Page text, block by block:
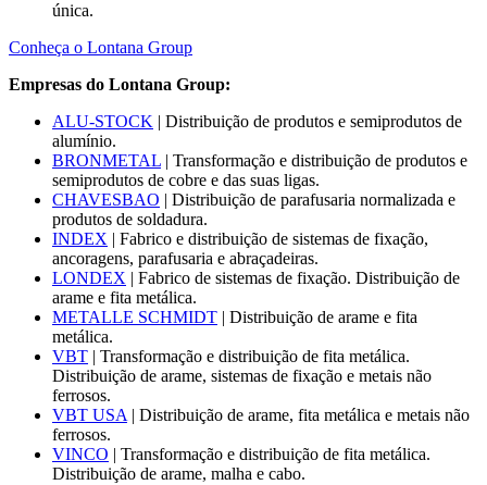
única.
Conheça o Lontana Group
Empresas do Lontana Group:
ALU-STOCK | Distribuição de produtos e semiprodutos de
alumínio.
BRONMETAL | Transformação e distribuição de produtos e
semiprodutos de cobre e das suas ligas.
CHAVESBAO | Distribuição de parafusaria normalizada e
produtos de soldadura.
INDEX | Fabrico e distribuição de sistemas de fixação,
ancoragens, parafusaria e abraçadeiras.
LONDEX | Fabrico de sistemas de fixação. Distribuição de
arame e fita metálica.
METALLE SCHMIDT | Distribuição de arame e fita
metálica.
VBT | Transformação e distribuição de fita metálica.
Distribuição de arame, sistemas de fixação e metais não
ferrosos.
VBT USA | Distribuição de arame, fita metálica e metais não
ferrosos.
VINCO | Transformação e distribuição de fita metálica.
Distribuição de arame, malha e cabo.